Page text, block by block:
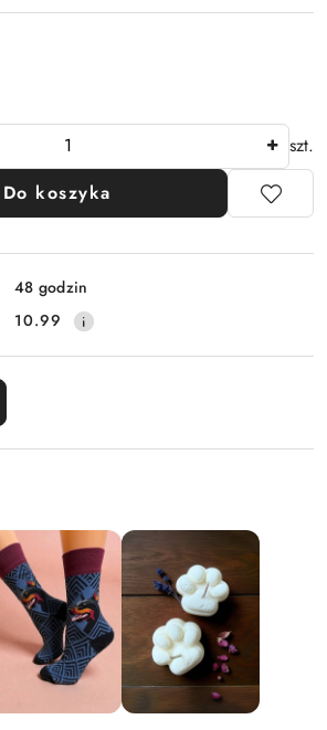
szt.
Do koszyka
48 godzin
10.99